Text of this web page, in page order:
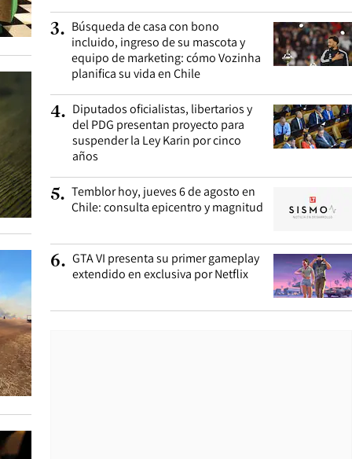
3. Búsqueda de casa con bono
incluido, ingreso de su mascota y
equipo de marketing: cómo Vozinha
planifica su vida en Chile
4. Diputados oficialistas, libertarios y
del PDG presentan proyecto para
suspender la Ley Karin por cinco
años
5. Temblor hoy, jueves 6 de agosto en
Chile: consulta epicentro y magnitud
6. GTA VI presenta su primer gameplay
extendido en exclusiva por Netflix